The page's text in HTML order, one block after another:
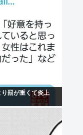
罰が重くて炎上